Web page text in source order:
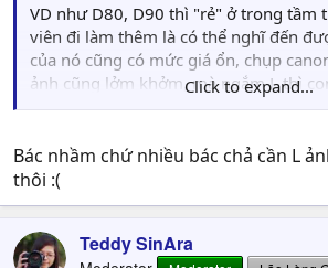
VD như D80, D90 thì "rẻ" ở trong tầm
viên đi làm thêm là có thể nghĩ đến
của nó cũng có mức giá ổn, chụp
ảnh cũng lởm khởm, mà ngắm L thì
đô
Click to expand...
Bác nhầm chứ nhiều bác chả cần L
thôi :(
Teddy SinAra